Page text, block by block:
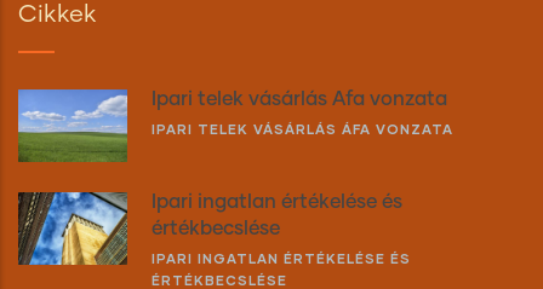
Cikkek
Ipari telek vásárlás Áfa vonzata
IPARI TELEK VÁSÁRLÁS ÁFA VONZATA
Ipari ingatlan értékelése és
értékbecslése
IPARI INGATLAN ÉRTÉKELÉSE ÉS
ÉRTÉKBECSLÉSE